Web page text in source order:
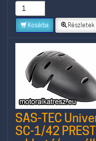
Kosárba Részletek
SAS-TEC
SC-1/42